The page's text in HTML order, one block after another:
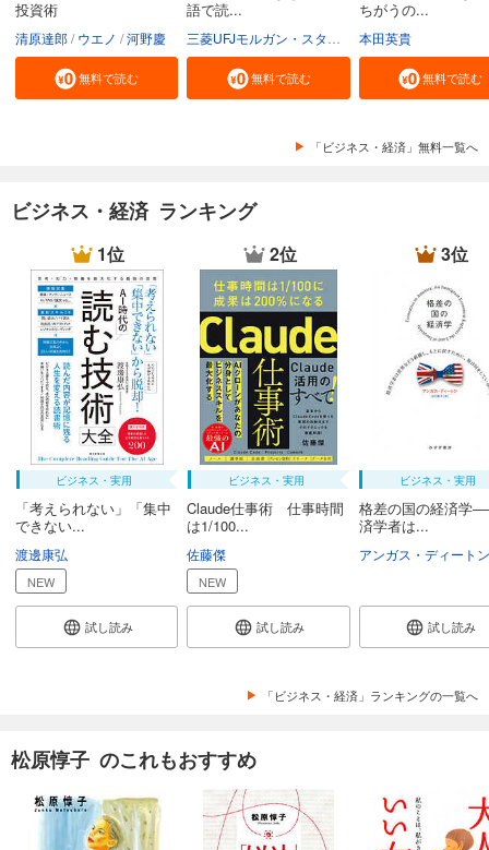
投資術
清原達郎 ウエノ 河野慶
無料で読む
語で読...
無料で読む
ちがうの...
本田英貴
無料で読む
「ビジネス・経済」無料一覧へ
ビジネス・経済 ランキング
1位
ビジネス・実用
「考えられない」「集中
できない...
渡邊康弘
NEW
試し読み
2位
ビジネス・実用
Claude仕事術 仕事時間
は1/100...
佐藤傑
NEW
試し読み
3位
ビジネス・実用
格差の国の経済学
済学者は...
アンガス・ディートン
試し読み
「ビジネス・経済」ランキングの一覧へ
松原惇子 のこれもおすすめ